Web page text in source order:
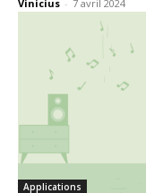
Vinicius - 7 avril 2024
Applications